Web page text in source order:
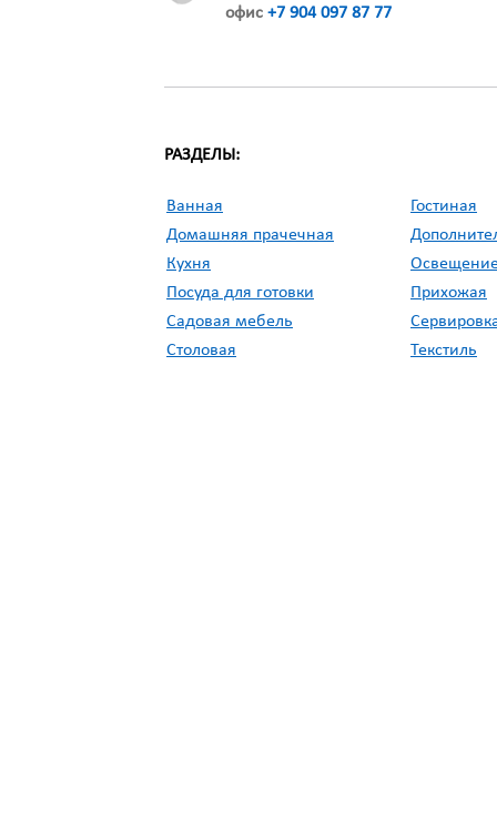
офис +7 904 097 87 77
РАЗДЕЛЫ:
Ванная
Гостиная
Домашняя прачечная
Кухня
Посуда для готовки
Прихожая
Садовая мебель
Столовая
Текстиль